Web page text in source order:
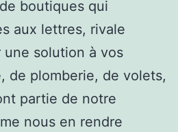
boutiques qui
aux lettres, rivale
solution à vos
de plomberie, de volets,
partie de notre
nous en rendre